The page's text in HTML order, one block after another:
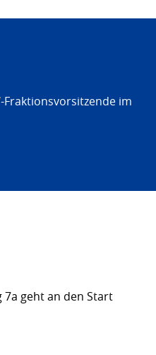
Fraktionsvorsitzende im
geht an den Start